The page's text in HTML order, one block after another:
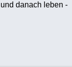
danach leben -